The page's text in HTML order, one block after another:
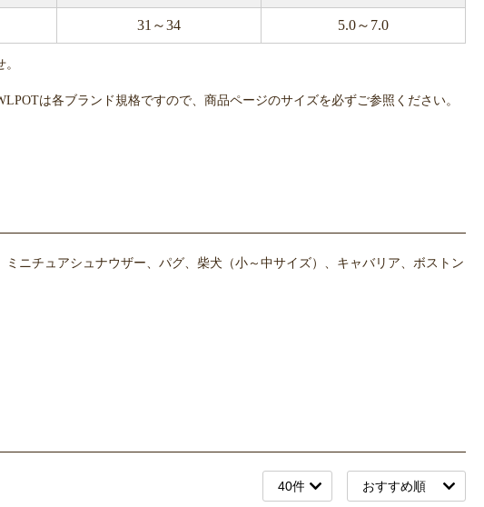
31～34 5.0～7.0
は各ブランド規格ですので、商品ページのサイズを必ずご参照ください。
ニチュアシュナウザー、パグ、柴犬（小～中サイズ）、キャバリア、ボストン